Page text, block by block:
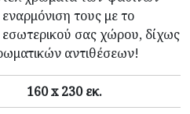
τους με το
σας χώρου, δίχως
αντιθέσεων!
160 x 230 εκ.